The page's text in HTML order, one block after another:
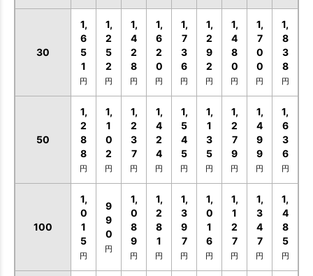
30
1,
6
5
1
円
1,
2
5
2
円
1,
4
2
8
円
1,
6
2
0
円
1,
7
3
6
円
1,
2
9
2
円
1,
4
8
0
円
1,
7
0
0
円
1,
8
3
8
円
50
1,
2
8
8
円
1,
1
0
2
円
1,
2
3
7
円
1,
4
2
4
円
1,
5
4
5
円
1,
1
3
5
円
1,
2
7
9
円
1,
4
9
9
円
1,
6
3
6
円
100
1,
0
1
5
円
9
9
0
円
1,
0
8
9
円
1,
2
8
1
円
1,
3
9
7
円
1,
0
1
6
円
1,
1
2
7
円
1,
3
4
7
円
1,
4
8
5
円